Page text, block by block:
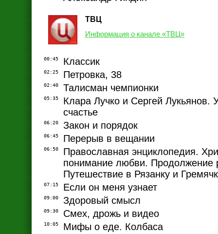
ТВЦ
Информация о канале «ТВЦ»
00:45 Классик
02:25 Петровка, 38
02:40 Талисман чемпионки
05:35
Клара Лучко и Сергей Лукьянов.
счастье
06:20 Закон и порядок
06:45 Перерыв в вещании
06:50
Православная энциклопедия.
понимание любви. Продолжение
Путешествие в Рязанку и
07:15 Если он меня узнает
09:00 Здоровый смысл
09:30 Смех, дрожь и видео
10:05 Мифы о еде. Колбаса